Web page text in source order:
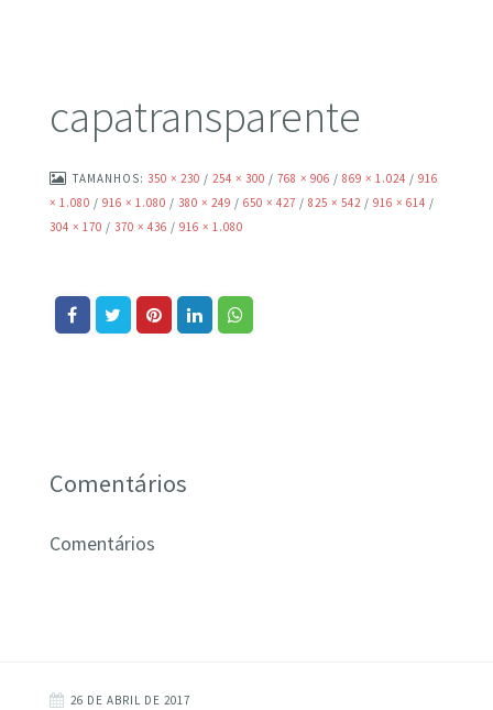
capatransparente
TAMANHOS: 350 × 230 / 254 × 300 / 768 × 906 / 869 × 1.024 / 916
× 1.080 / 916 × 1.080 / 380 × 249 / 650 × 427 / 825 × 542 / 916 × 614 /
304 × 170 / 370 × 436 / 916 × 1.080
Comentários
Comentários
26 DE ABRIL DE 2017